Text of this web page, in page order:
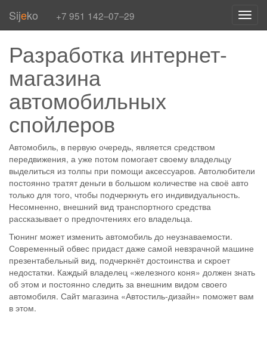
Sijeko +7 951 142‒07‒29
Разработка интернет-
магазина
автомобильных
спойлеров
Автомобиль, в первую очередь, является средством
передвижения, а уже потом помогает своему владельцу
выделиться из толпы при помощи аксессуаров. Автолюбители
постоянно тратят деньги в большом количестве на своё авто
только для того, чтобы подчеркнуть его индивидуальность.
Несомненно, внешний вид транспортного средства
рассказывает о предпочтениях его владельца.
Тюнинг может изменить автомобиль до неузнаваемости.
Современный обвес придаст даже самой невзрачной машине
презентабельный вид, подчеркнёт достоинства и скроет
недостатки. Каждый владелец «железного коня» должен знать
об этом и постоянно следить за внешним видом своего
автомобиля. Сайт магазина «Автостиль-дизайн» поможет вам
в этом.